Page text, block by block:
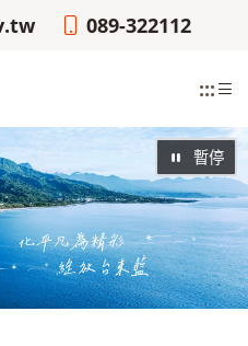
089-322112
:::
暫停